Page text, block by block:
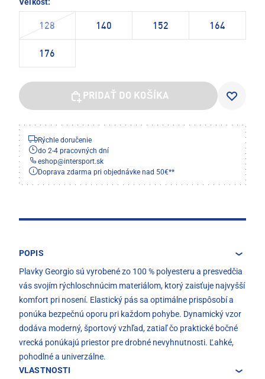
128 140 152 164
176
PRIDAŤ DO KOŠÍKA
Rýchle doručenie
do 2-4 pracovných dní
eshop@intersport.sk
Doprava zdarma pri objednávke nad 50€**
POPIS
Plavky Georgio sú vyrobené zo 100 % polyesteru a presvedčia
vás svojím rýchloschnúcim materiálom, ktorý zaisťuje najvyšší
komfort pri nosení. Elastický pás sa optimálne prispôsobí a
ponúka bezpečnú oporu pri každom pohybe. Dynamický vzor
dodáva moderný, športový vzhľad, zatiaľ čo praktické bočné
vrecká ponúkajú priestor pre drobné nevyhnutnosti. Ľahké,
pohodlné a univerzálne.
VLASTNOSTI